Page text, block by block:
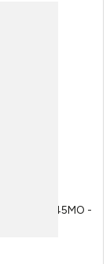
LM2545MO -